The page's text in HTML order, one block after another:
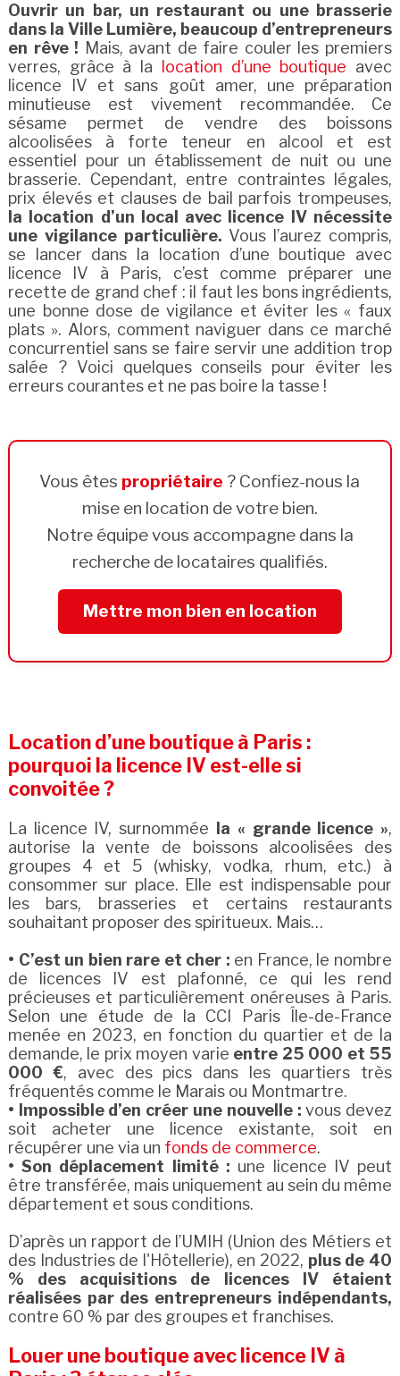
Ouvrir un bar, un restaurant ou une brasserie
dans la Ville Lumière, beaucoup d’entrepreneurs
en rêve ! Mais, avant de faire couler les premiers
verres, grâce à la
location d’une boutique avec
licence IV et sans goût amer, une préparation
minutieuse est vivement recommandée. Ce
sésame permet de vendre des boissons
alcoolisées à forte teneur en alcool et est
essentiel pour un établissement de nuit ou une
brasserie. Cependant, entre contraintes légales,
prix élevés et clauses de bail parfois trompeuses,
la location d’un local avec licence IV nécessite
une vigilance particulière. Vous l’aurez compris,
se lancer dans la location d’une boutique avec
licence IV à Paris, c’est comme préparer une
recette de grand chef : il faut les bons ingrédients,
une bonne dose de vigilance et éviter les « faux
plats ». Alors, comment naviguer dans ce marché
concurrentiel sans se faire servir une addition trop
salée ? Voici quelques conseils pour éviter les
erreurs courantes et ne pas boire la tasse !
Vous êtes propriétaire ? Confiez-nous la
mise en location de votre bien.
Notre équipe vous accompagne dans la
recherche de locataires qualifiés.
Mettre mon bien en location
Location d’une boutique à Paris :
pourquoi la licence IV est-elle si
convoitée ?
La licence IV, surnommée la « grande licence »,
autorise la vente de boissons alcoolisées des
groupes 4 et 5 (whisky, vodka, rhum, etc.) à
consommer sur place. Elle est indispensable pour
les bars, brasseries et certains restaurants
souhaitant proposer des spiritueux. Mais…
• C’est un bien rare et cher : en France, le nombre
de licences IV est plafonné, ce qui les rend
précieuses et particulièrement onéreuses à Paris.
Selon une étude de la CCI Paris Île-de-France
menée en 2023, en fonction du quartier et de la
demande, le prix moyen varie entre 25 000 et 55
000 €, avec des pics dans les quartiers très
fréquentés comme le Marais ou Montmartre.
• Impossible d’en créer une nouvelle : vous devez
soit acheter une licence existante, soit en
récupérer une via un fonds de commerce.
• Son déplacement limité : une licence IV peut
être transférée, mais uniquement au sein du même
département et sous conditions.
D’après un rapport de l’UMIH (Union des Métiers et
des Industries de l'Hôtellerie), en 2022, plus de 40
% des acquisitions de licences IV étaient
réalisées par des entrepreneurs indépendants,
contre 60 % par des groupes et franchises.
Louer une boutique avec licence IV à